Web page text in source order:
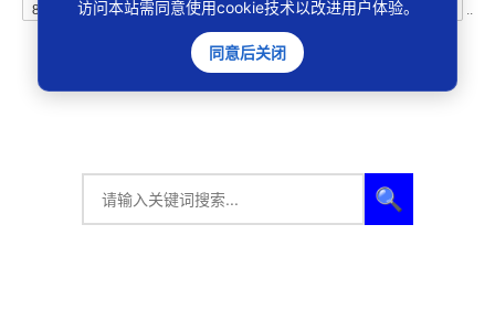
886条 上一页 1 .. 3 4 5 6 7 8 9 10
..
🔍
访问本站需同意使用cookie技术以改进用户体验。
同意后关闭